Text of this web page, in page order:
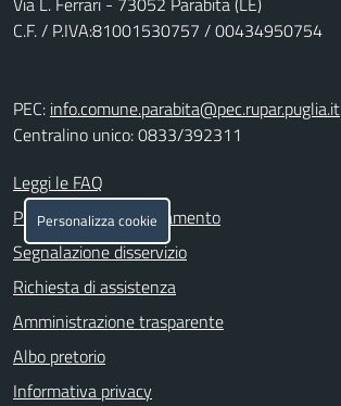
C.F. / P.IVA:81001530757 / 00434950754
PEC: info.comune.parabita@pec.rupar.puglia.it
Centralino unico: 0833/392311
Leggi le FAQ
Prenotazione appuntamento
Segnalazione disservizio
Richiesta di assistenza
Amministrazione trasparente
Albo pretorio
Informativa privacy
Personalizza cookie